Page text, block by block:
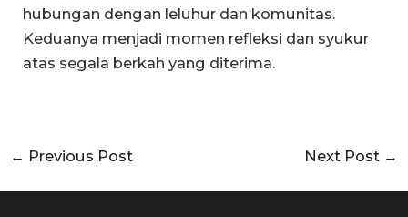
hubungan dengan leluhur dan komunitas.
Keduanya menjadi momen refleksi dan syukur
atas segala berkah yang diterima.
← Previous Post Next Post →